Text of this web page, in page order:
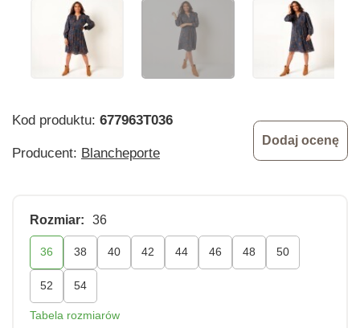
Kod produktu: 677963T036
Producent: Blancheporte
Dodaj ocenę
Rozmiar: 36
36 38 40 42 44 46 48 50
52 54
Tabela rozmiarów